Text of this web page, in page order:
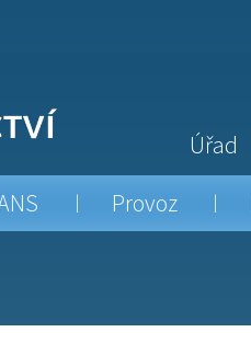
Úřad
Provoz